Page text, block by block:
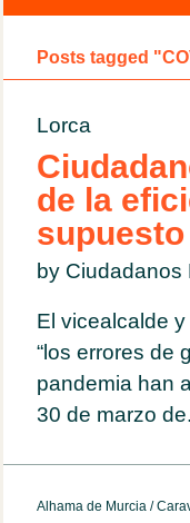
Posts tagged
Lorca
de la
by
El vicealcalde
“los errores de
pandemia han
30 de marzo
Alhama de Murcia/